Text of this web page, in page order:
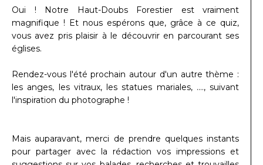
Oui ! Notre Haut-Doubs Forestier est vraiment
magnifique ! Et nous espérons que, grâce à ce quiz,
vous avez pris plaisir à le découvrir en parcourant ses
églises.
Rendez-vous l'été prochain autour d'un autre thème :
les anges, les vitraux, les statues mariales, ...., suivant
l'inspiration du photographe !
Mais auparavant, merci de prendre quelques instants
pour partager avec la rédaction vos impressions et